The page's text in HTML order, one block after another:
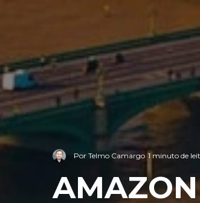
Por Telmo Camargo 1 minuto de